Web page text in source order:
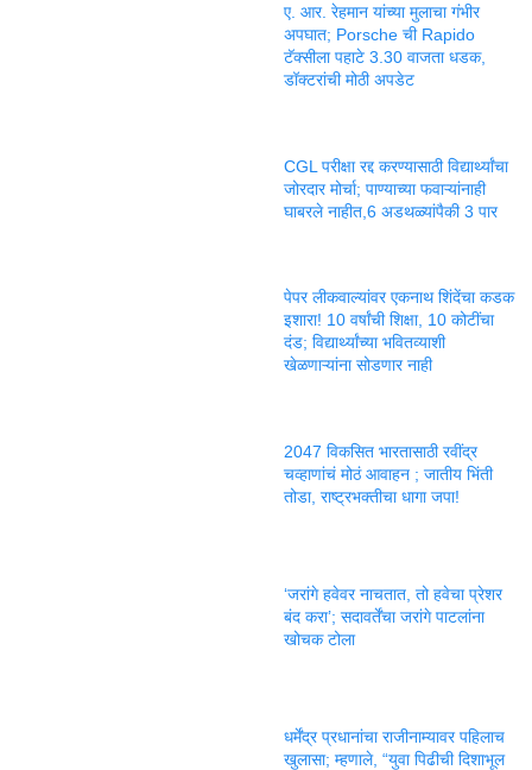
ए. आर. रेहमान यांच्या मुलाचा गंभीर
अपघात; Porsche ची Rapido
टॅक्सीला पहाटे 3.30 वाजता धडक,
डॉक्टरांची मोठी अपडेट
CGL परीक्षा रद्द करण्यासाठी विद्यार्थ्यांचा
जोरदार मोर्चा; पाण्याच्या फवाऱ्यांनाही
घाबरले नाहीत,6 अडथळ्यांपैकी 3 पार
पेपर लीकवाल्यांवर एकनाथ शिंदेंचा कडक
इशारा! 10 वर्षांची शिक्षा, 10 कोटींचा
दंड; विद्यार्थ्यांच्या भवितव्याशी
खेळणाऱ्यांना सोडणार नाही
2047 विकसित भारतासाठी रवींद्र
चव्हाणांचं मोठं आवाहन ; जातीय भिंती
तोडा, राष्ट्रभक्तीचा धागा जपा!
‘जरांगे हवेवर नाचतात, तो हवेचा प्रेशर
बंद करा’; सदावर्तेंचा जरांगे पाटलांना
खोचक टोला
धर्मेंद्र प्रधानांचा राजीनाम्यावर पहिलाच
खुलासा; म्हणाले, “युवा पिढीची दिशाभूल